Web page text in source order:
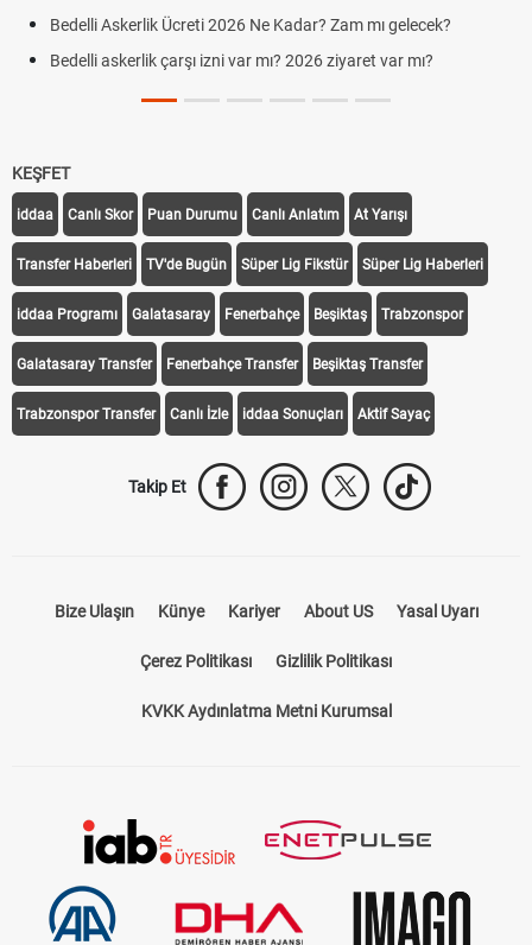
Bedelli Askerlik Ücreti 2026 Ne Kadar? Zam mı gelecek?
Bedelli askerlik çarşı izni var mı? 2026 ziyaret var mı?
KEŞFET
iddaa Canlı Skor Puan Durumu Canlı Anlatım At Yarışı
Transfer Haberleri TV'de Bugün Süper Lig Fikstür Süper Lig Haberleri
iddaa Programı Galatasaray Fenerbahçe Beşiktaş Trabzonspor
Galatasaray Transfer Fenerbahçe Transfer Beşiktaş Transfer
Trabzonspor Transfer Canlı İzle iddaa Sonuçları Aktif Sayaç
Takip Et
Bize Ulaşın Künye Kariyer About US Yasal Uyarı
Çerez Politikası Gizlilik Politikası
KVKK Aydınlatma Metni Kurumsal